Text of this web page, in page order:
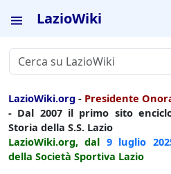
LazioWiki
LazioWiki.org - Presidente
- Dal 2007 il primo sito
Storia della S.S. Lazio
LazioWiki.org, dal 9 luglio
della Società Sportiva Lazio